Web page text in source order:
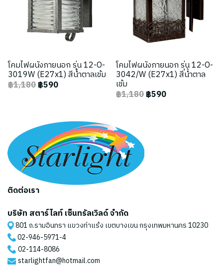
โคมไฟผนังภายนอก รุ่น 12-O-
3019W (E27x1) สีน้ำตาลเข้ม
฿1,180฿590
โคมไฟผนังภายนอก รุ่น 12-O-
3042/W (E27x1) สีน้ำตาล
เข้ม
฿1,180฿590
ติดต่อเรา
บริษัท สตาร์ไลท์ เซ็นทรัลเวิลด์ จำกัด
801 ถ.รามอินทรา แขวงท่าแร้ง เขตบางเขน กรุงเทพมหานคร 10230
02-946-5971-4
02-114-8086
starlightfan@hotmail.com